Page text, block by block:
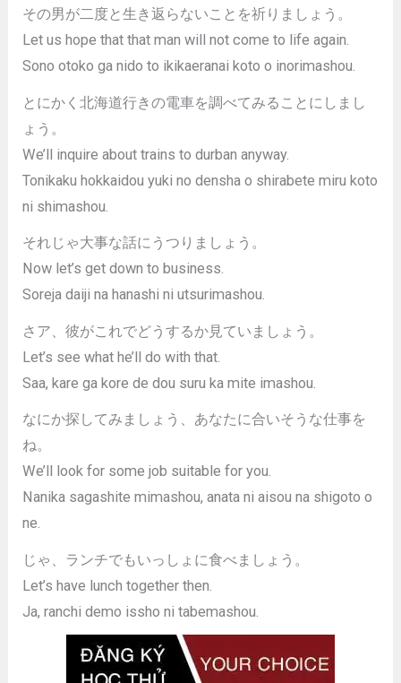
その男が二度と生き返らないことを祈りましょう。
Let us hope that that man will not come to life again.
Sono otoko ga nido to ikikaeranai koto o inorimashou.
とにかく北海道行きの電車を調べてみることにしまし
ょう。
We’ll inquire about trains to durban anyway.
Tonikaku hokkaidou yuki no densha o shirabete miru koto
ni shimashou.
それじゃ大事な話にうつりましょう。
Now let’s get down to business.
Soreja daiji na hanashi ni utsurimashou.
さア、彼がこれでどうするか見ていましょう。
Let’s see what he’ll do with that.
Saa, kare ga kore de dou suru ka mite imashou.
なにか探してみましょう、あなたに合いそうな仕事を
ね。
We’ll look for some job suitable for you.
Nanika sagashite mimashou, anata ni aisou na shigoto o
ne.
じゃ、ランチでもいっしょに食べましょう。
Let’s have lunch together then.
Ja, ranchi demo issho ni tabemashou.